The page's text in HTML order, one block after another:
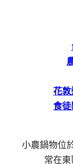
花
食
小農鍋物位
常在